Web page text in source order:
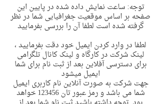
توجه: ساعت نمایش داده شده در پایین این
صفحه بر اساس موقعیت جغرافیایی شما در نظر
گرفته شده است لطفا آن را بررسی بفرمایید
لطفا در وارد کردن ایمیل خود دقت بفرمایید ،
لینک شرکت در کارگاه و لینک کانال تلگرامی
برای دسترسی آفلاین بعد از ثبت نام برای شما
ایمیل میشود
جهت شرکت به صورت آنلاین نام کاربری ایمیل
شما می باشد و رمز عبور تان 123456 خواهد